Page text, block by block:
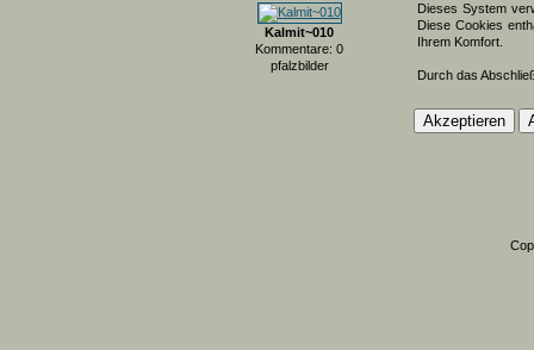
Kalmit~010
Kommentare: 0
pfalzbilder
Dieses System
Diese Cookies
Ihrem Komfort.
Durch das